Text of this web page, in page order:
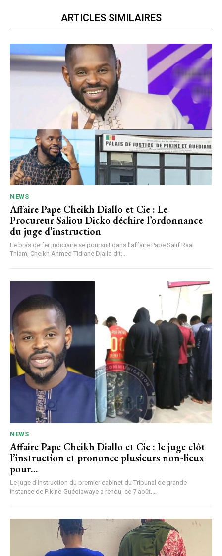
ARTICLES SIMILAIRES
NEWS
Affaire Pape Cheikh Diallo et Cie : Le
Procureur Saliou Dicko déchire l’ordonnance
du juge d’instruction
Le bras de fer judiciaire se poursuit dans l’affaire Pape Salif Raal
Thiam, Cheikh Ahmed Tidiane Diallo dit...
NEWS
Affaire Pape Cheikh Diallo et Cie : le juge clôt
l’instruction et prononce plusieurs non-lieux
pour…
Le juge d’instruction du premier cabinet du Tribunal de grande
instance de Pikine-Guédiawaye a rendu, ce 7 août,...